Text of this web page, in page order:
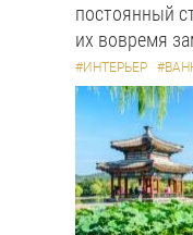
постоянный
их вовремя
#ИНТЕРЬЕР